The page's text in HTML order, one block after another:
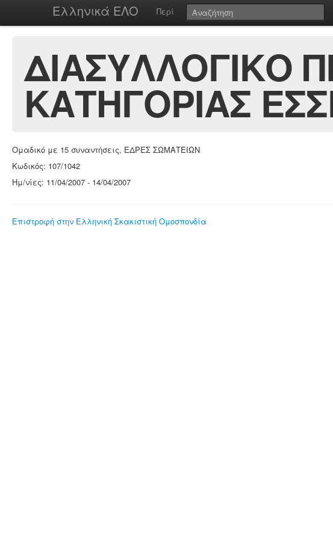
Ελληνικά ΕΛΟ Περί
ΔΙΑΣΥΛΛΟΓΙΚΟ
ΚΑΤΗΓΟΡΙΑΣ
Ομαδικό με 15 συναντήσεις, ΕΔΡΕΣ ΣΩΜΑΤΕΙΩΝ
Κωδικός: 107/1042
Ημ/νίες: 11/04/2007 - 14/04/2007
Επιστροφή στην Ελληνική Σκακιστική Ομοσπονδία